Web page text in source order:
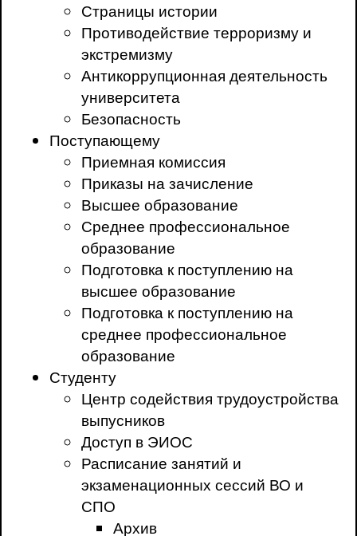
Страницы истории
Противодействие терроризму и
экстремизму
Антикоррупционная деятельность
университета
Безопасность
Поступающему
Приемная комиссия
Приказы на зачисление
Высшее образование
Среднее профессиональное
образование
Подготовка к поступлению на
высшее образование
Подготовка к поступлению на
среднее профессиональное
образование
Студенту
Центр содействия трудоустройства
выпусников
Доступ в ЭИОС
Расписание занятий и
экзаменационных сессий ВО и
СПО
Архив